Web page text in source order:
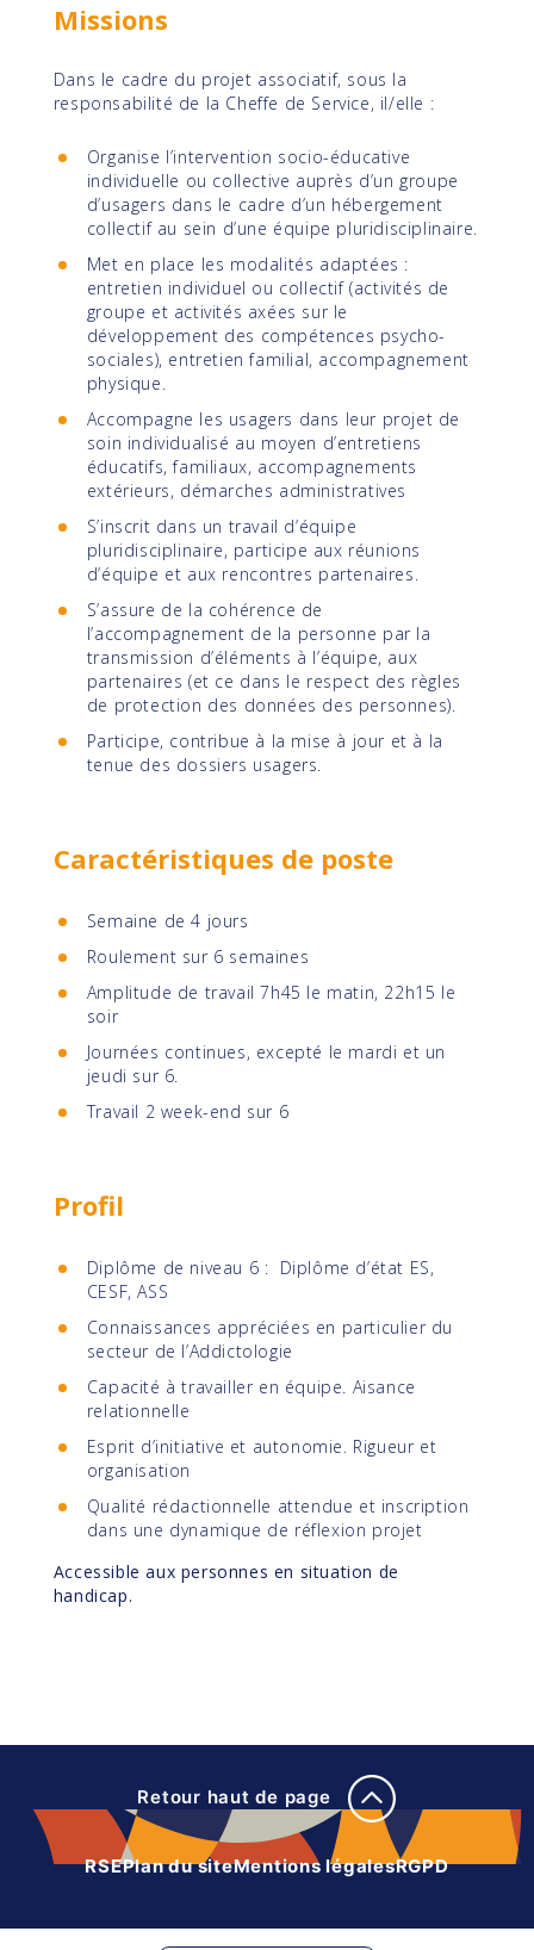
Missions
Dans le cadre du projet associatif, sous la
responsabilité de la Cheffe de Service, il/elle :
Organise l’intervention socio-éducative
individuelle ou collective auprès d’un groupe
d’usagers dans le cadre d’un hébergement
collectif au sein d’une équipe pluridisciplinaire.
Met en place les modalités adaptées :
entretien individuel ou collectif (activités de
groupe et activités axées sur le
développement des compétences psycho-
sociales), entretien familial, accompagnement
physique.
Accompagne les usagers dans leur projet de
soin individualisé au moyen d’entretiens
éducatifs, familiaux, accompagnements
extérieurs, démarches administratives
S’inscrit dans un travail d’équipe
pluridisciplinaire, participe aux réunions
d’équipe et aux rencontres partenaires.
S’assure de la cohérence de
l’accompagnement de la personne par la
transmission d’éléments à l’équipe, aux
partenaires (et ce dans le respect des règles
de protection des données des personnes).
Participe, contribue à la mise à jour et à la
tenue des dossiers usagers.
Caractéristiques de poste
Semaine de 4 jours
Roulement sur 6 semaines
Amplitude de travail 7h45 le matin, 22h15 le
soir
Journées continues, excepté le mardi et un
jeudi sur 6.
Travail 2 week-end sur 6
Profil
Diplôme de niveau 6 : Diplôme d’état ES,
CESF, ASS
Connaissances appréciées en particulier du
secteur de l’Addictologie
Capacité à travailler en équipe. Aisance
relationnelle
Esprit d’initiative et autonomie. Rigueur et
organisation
Qualité rédactionnelle attendue et inscription
dans une dynamique de réflexion projet
Accessible aux personnes en situation de
handicap.
Retour haut de page
RSEPlan du siteMentions légalesRGPD